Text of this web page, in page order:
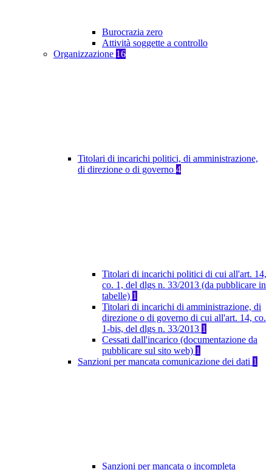
Burocrazia zero
Attività soggette a controllo
Organizzazione 16
Titolari di incarichi politici, di amministrazione,
di direzione o di governo 4
Titolari di incarichi politici di cui all'art. 14,
co. 1, del dlgs n. 33/2013 (da pubblicare in
tabelle) 1
Titolari di incarichi di amministrazione, di
direzione o di governo di cui all'art. 14, co.
1-bis, del dlgs n. 33/2013 1
Cessati dall'incarico (documentazione da
pubblicare sul sito web) 1
Sanzioni per mancata comunicazione dei dati 1
Sanzioni per mancata o incompleta